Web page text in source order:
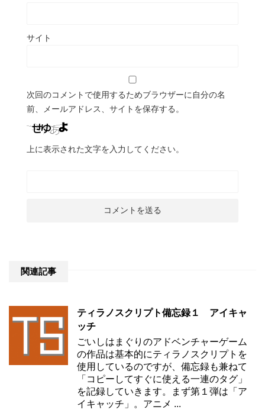
サイト
次回のコメントで使用するためブラウザーに自分の名
前、メールアドレス、サイトを保存する。
上に表示された文字を入力してください。
関連記事
ティラノスクリプト備忘録１ アイキャ
ッチ
ごいしはまぐりのアドベンチャーゲーム
の作品は基本的にティラノスクリプトを
使用しているのですが、備忘録も兼ねて
「コピーしてすぐに使える一連のタグ」
を記録していきます。まず第１弾は「ア
イキャッチ」。アニメ ...